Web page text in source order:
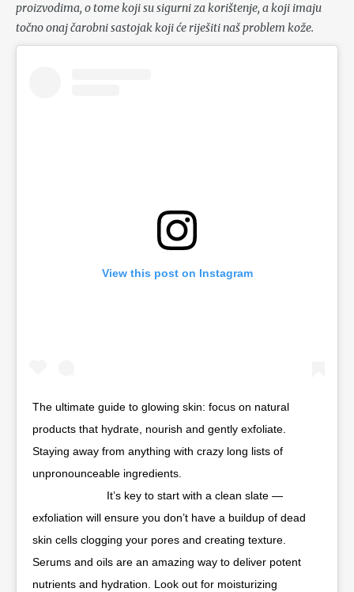
proizvodima, o tome koji su sigurni za korištenje, a koji imaju
točno onaj čarobni sastojak koji će riješiti naš problem kože.
View this post on Instagram
The ultimate guide to glowing skin: focus on natural
products that hydrate, nourish and gently exfoliate.
Staying away from anything with crazy long lists of
unpronounceable ingredients.⠀⠀⠀⠀⠀⠀⠀⠀⠀
⠀⠀⠀⠀⠀⠀⠀⠀⠀ It’s key to start with a clean slate —
exfoliation will ensure you don’t have a buildup of dead
skin cells clogging your pores and creating texture.
Serums and oils are an amazing way to deliver potent
nutrients and hydration. Look out for moisturizing